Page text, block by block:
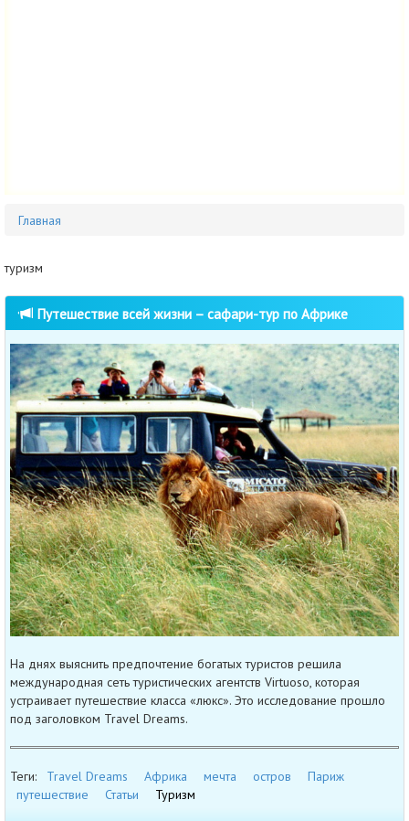
Главная
туризм
Путешествие всей жизни – сафари-тур по Африке
На днях выяснить предпочтение богатых туристов решила
международная сеть туристических агентств Virtuoso, которая
устраивает путешествие класса «люкс». Это исследование прошло
под заголовком Travel Dreams.
Теги: Travel Dreams Африка мечта остров
Париж
путешествие
Статьи
Туризм